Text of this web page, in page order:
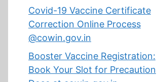
Covid-19 Vaccine Certificate
Correction Online Process
@cowin.gov.in
Booster Vaccine Registration:
Book Your Slot for Precaution